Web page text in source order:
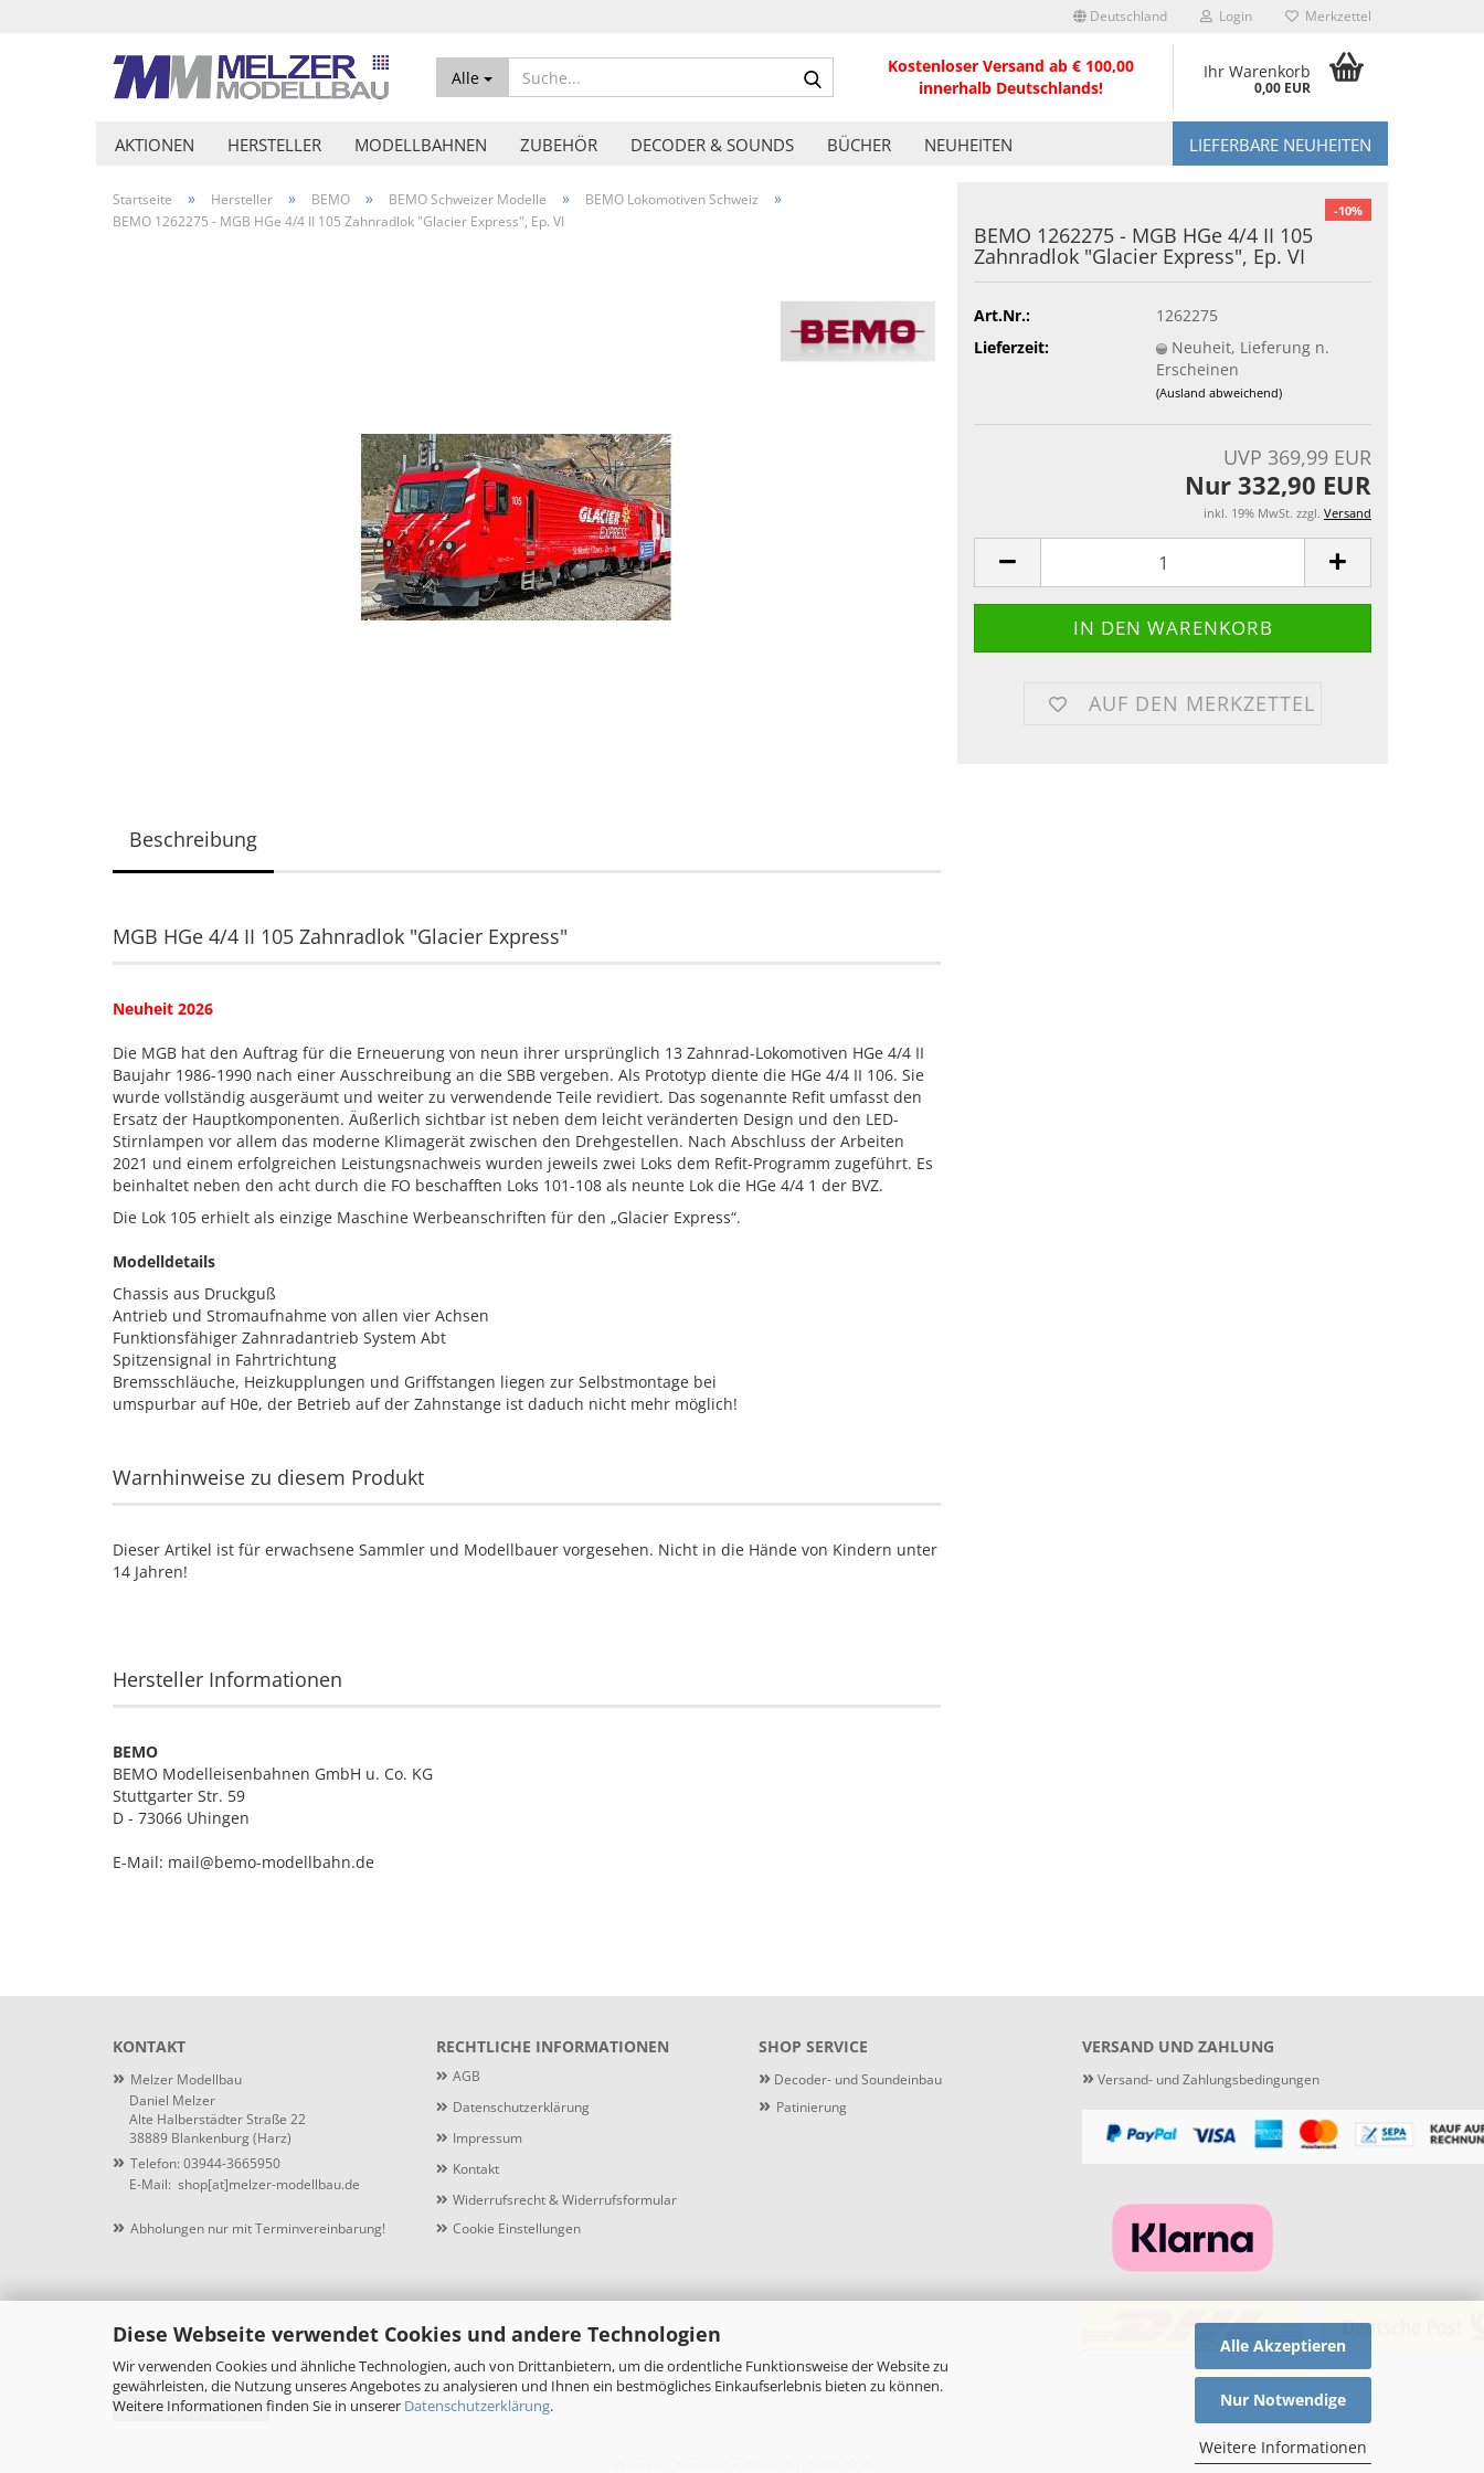
Diese Webseite verwendet Cookies und andere Technologien
Wir verwenden Cookies und ähnliche Technologien, auch von Drittanbietern, um die ordentliche Funktionsweise der Website zu
gewährleisten, die Nutzung unseres Angebotes zu analysieren und Ihnen ein bestmögliches Einkaufserlebnis bieten zu können.
Weitere Informationen finden Sie in unserer Datenschutzerklärung.
Alle Akzeptieren
Nur Notwendige
Weitere Informationen
Deutschland Login Merkzettel
Alle
Suche...Kostenloser Versand ab € 100,00
innerhalb Deutschlands!
Ihr Warenkorb
0,00 EUR
AKTIONEN HERSTELLER MODELLBAHNEN ZUBEHÖR DECODER & SOUNDS BÜCHER NEUHEITEN LIEFERBARE NEUHEITEN
Startseite » Hersteller » BEMO » BEMO Schweizer Modelle » BEMO Lokomotiven Schweiz »
BEMO 1262275 - MGB HGe 4/4 II 105 Zahnradlok "Glacier Express", Ep. VI
-10%
BEMO 1262275 - MGB HGe 4/4 II 105
Zahnradlok "Glacier Express", Ep. VI
Art.Nr.:
1262275
Lieferzeit:
Neuheit, Lieferung n.
Erscheinen
(Ausland abweichend)
UVP 369,99 EUR
Nur 332,90 EUR
inkl. 19% MwSt. zzgl. Versand
AUF DEN MERKZETTEL
Beschreibung
MGB HGe 4/4 II 105 Zahnradlok "Glacier Express"
Neuheit 2026
Die MGB hat den Auftrag für die Erneuerung von neun ihrer ursprünglich 13 Zahnrad-Lokomotiven HGe 4/4 II
Baujahr 1986-1990 nach einer Ausschreibung an die SBB vergeben. Als Prototyp diente die HGe 4/4 II 106. Sie
wurde vollständig ausgeräumt und weiter zu verwendende Teile revidiert. Das sogenannte Refit umfasst den
Ersatz der Hauptkomponenten. Äußerlich sichtbar ist neben dem leicht veränderten Design und den LED-
Stirnlampen vor allem das moderne Klimagerät zwischen den Drehgestellen. Nach Abschluss der Arbeiten
2021 und einem erfolgreichen Leistungsnachweis wurden jeweils zwei Loks dem Refit-Programm zugeführt. Es
beinhaltet neben den acht durch die FO beschafften Loks 101-108 als neunte Lok die HGe 4/4 1 der BVZ.
Die Lok 105 erhielt als einzige Maschine Werbeanschriften für den „Glacier Express“.
Modelldetails
Chassis aus Druckguß
Antrieb und Stromaufnahme von allen vier Achsen
Funktionsfähiger Zahnradantrieb System Abt
Spitzensignal in Fahrtrichtung
Bremsschläuche, Heizkupplungen und Griffstangen liegen zur Selbstmontage bei
umspurbar auf H0e, der Betrieb auf der Zahnstange ist daduch nicht mehr möglich!
Warnhinweise zu diesem Produkt
Dieser Artikel ist für erwachsene Sammler und Modellbauer vorgesehen. Nicht in die Hände von Kindern unter
14 Jahren!
Hersteller Informationen
BEMO
BEMO Modelleisenbahnen GmbH u. Co. KG
Stuttgarter Str. 59
D - 73066 Uhingen
E-Mail: mail@bemo-modellbahn.de
RECHTLICHE INFORMATIONEN
AGB
Datenschutzerklärung
Impressum
Kontakt
Widerrufsrecht & Widerrufsformular
Cookie Einstellungen
SHOP SERVICE
» Decoder- und Soundeinbau
» Patinierung
VERSAND UND ZAHLUNG
» Versand- und Zahlungsbedingungen
KONTAKT
» Melzer Modellbau
Daniel Melzer
Alte Halberstädter Straße 22
38889 Blankenburg (Harz)
» Telefon: 03944-3665950
E-Mail: shop[at]melzer-modellbau.de
» Abholungen nur mit Terminvereinbarung!
Vertrag widerrufen